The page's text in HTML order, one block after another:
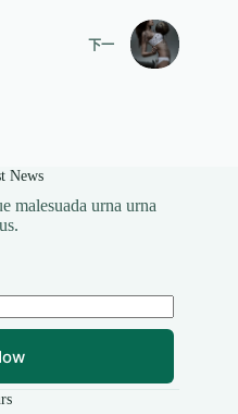
下一
News
malesuada urna urna